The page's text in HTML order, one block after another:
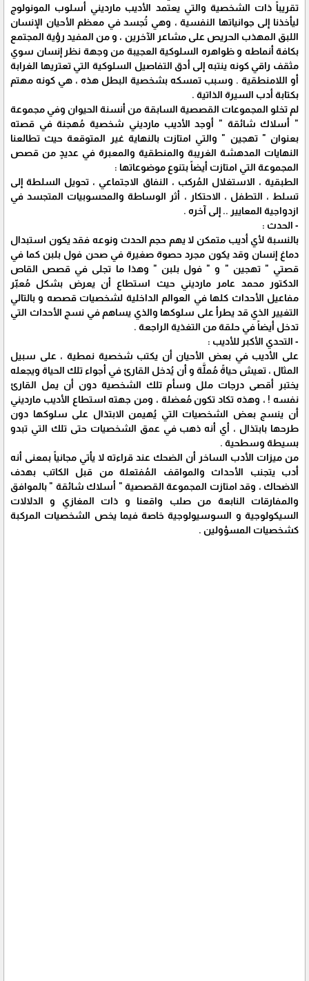
تقريباً ذات الشخصية والتي يعتمد الأديب مارديني أسلوب المونولوج
ليأخذنا إلى جوانياتها النفسية ، وهي تُجسد في معظم الأحيان الإنسان
اللبق المهذب الحريص على مشاعر الآخرين ، و من المفيد رؤية المجتمع
بكافة أنماطه و ظواهره السلوكية العجيبة من وجهة نظر إنسان سوي
مثقف راقي كونه ينتبه إلى أدق التفاصيل السلوكية التي تعتريها الغرابة
أو اللامنطقية . وسبب تمسكه بشخصية البطل هذه ، هي كونه مهتم
بكتابة أدب السيرة الذاتية .
لم تخلو المجموعات القصصية السابقة من أنسنة الحيوان وفي مجموعة
" أسلاك شائقة " أوجد الأديب مارديني شخصية مُهجنة في قصته
بعنوان " تهجين " والتي امتازت بالنهاية غير المتوقعة حيث تطالعنا
النهايات المدهشة الغريبة والمنطقية والمعبرة في عديدٍ من قصص
المجموعة التي امتازت أيضاً بتنوع موضوعاتها :
الطبقية ، الاستغلال المُركب ، النفاق الاجتماعي ، تحويل السلطة إلى
تسلط ، التطفل ، الاحتكار ، أثر الوساطة والمحسوبيات المتجسد في
ازدواجية المعايير .. إلى آخره .
- الحدث :
بالنسبة لأي أديب متمكن لا يهم حجم الحدث ونوعه فقد يكون استبدال
دماغ إنسان وقد يكون مجرد حصوة صغيرة في صحن فول بلبن كما في
قصتي " تهجين " و " فول بلبن " وهذا ما تجلى في قصص القاص
الدكتور محمد عامر مارديني حيث استطاع أن يعرض بشكل مُعبّر
مفاعيل الأحداث كلها في العوالم الداخلية لشخصيات قصصه و بالتالي
التغيير الذي قد يطرأ على سلوكها والذي يساهم في نسج الأحداث التي
تدخل أيضاً في حلقة من التغذية الراجعة .
- التحدي الأكبر للأديب :
على الأديب في بعض الأحيان أن يكتب شخصية نمطية ، على سبيل
المثال ، تعيش حياةً مُملَّة و أن يُدخل القارئ في أجواء تلك الحياة ويجعله
يختبر أقصى درجات ملل وسأم تلك الشخصية دون أن يمل القارئ
نفسه ! ، وهذه تكاد تكون مُعضلة ، ومن جهته استطاع الأديب مارديني
أن ينسج بعض الشخصيات التي يُهيمن الابتذال على سلوكها دون
طرحها بابتذال ، أي أنه ذهب في عمق الشخصيات حتى تلك التي تبدو
بسيطة وسطحية .
من ميزات الأدب الساخر أن الضحك عند قراءته لا يأتي مجانياً بمعنى أنه
أدب يتجنب الأحداث والمواقف المُفتعلة من قبل الكاتب بهدف
الاضحاك ، وقد امتازت المجموعة القصصية " أسلاك شائقة " بالموافق
والمفارقات النابعة من صلب واقعنا و ذات المغازي و الدلالات
السيكولوجية و السوسيولوجية خاصة فيما يخص الشخصيات المركبة
كشخصيات المسؤولين .